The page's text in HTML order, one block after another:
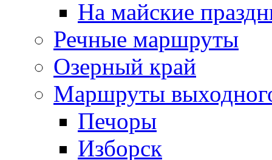
На майские
Речные маршруты
Озерный край
Маршруты
Печоры
Изборск